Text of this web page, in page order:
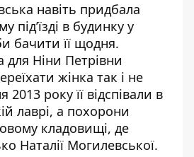
навіть придбала
під’їзді в будинку у
бачити її щодня.
для Ніни Петрівни
жінка так і не
2013 року її відспівали в
лаврі, а похорони
кладовищі, де
Наталії Могилевської.